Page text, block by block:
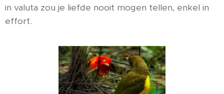
in valuta zou je liefde nooit mogen tellen, enkel in
effort.